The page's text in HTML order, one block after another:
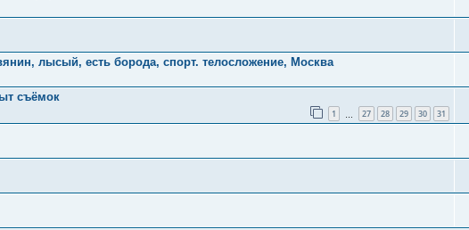
лысый, есть борода, спорт. телосложение, Москва
съёмок
1 27 28 29 30 31